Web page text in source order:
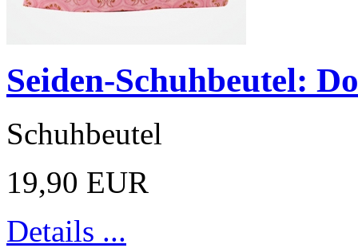
Seiden-Schuhbeutel:
Schuhbeutel
19,90 EUR
Details ...